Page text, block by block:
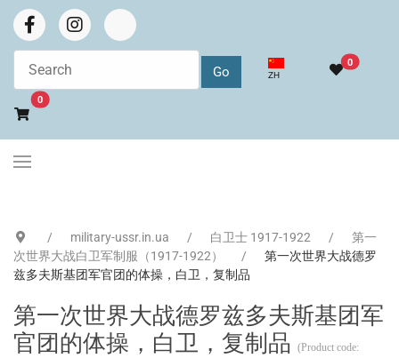
选择你的语音
ZH
0
0Go to cart
military-ussr.in.ua 白卫士 1917-1922
第一
次世界大战白卫军制服（1917-1922）
第一次世界大战德罗
兹多夫斯基团军官团的体操，白卫，复制品
第一次世界大战德罗兹多夫斯基团军
官团的体操，白卫，复制品
(Product code: